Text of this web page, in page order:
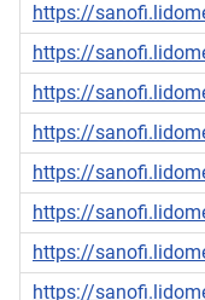
https://
https://
https://
https://
https://
https://
https://
https://